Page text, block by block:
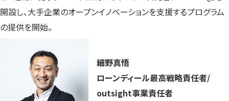
開設し、大手企業のオープンイノベーションを支援するプログラム
の提供を開始。
細野真悟
ローンディール最高戦略責任者/
outsight事業責任者